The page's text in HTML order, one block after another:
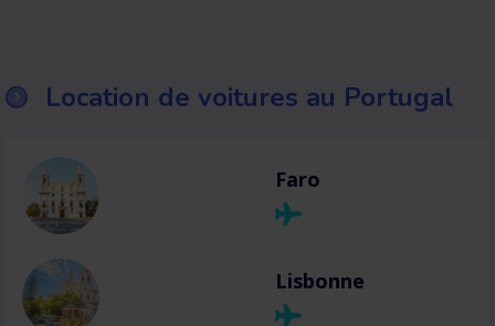
Location de voitures au Portugal
Faro
Lisbonne